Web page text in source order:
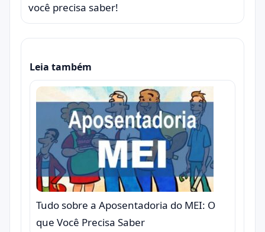
você precisa saber!
Leia também
Tudo sobre a Aposentadoria do MEI: O
que Você Precisa Saber